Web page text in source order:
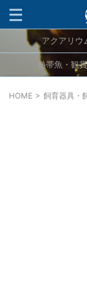
検索
ジャンル
生物分類
アクアリウ
熱帯魚・観
HOME > 飼育器具・